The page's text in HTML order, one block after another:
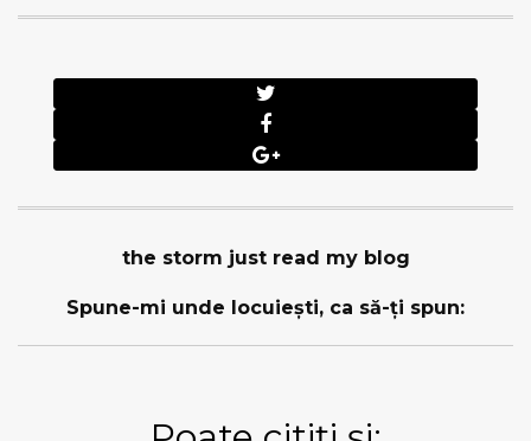
the storm just read my blog
Spune-mi unde locuieşti, ca să-ţi spun: